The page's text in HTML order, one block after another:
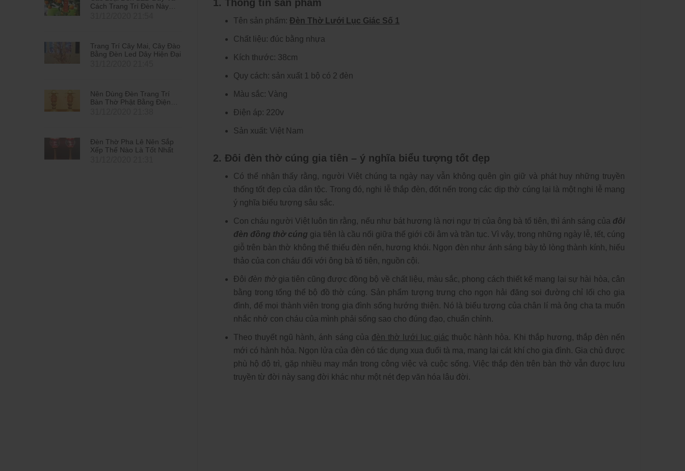
1. Thông tin sản phẩm
Tên sản phẩm: Đèn Thờ Lưới Lục Giác Số 1
Chất liệu: đúc bằng nhựa
Kích thước: 38cm
Quy cách: sản xuất 1 bộ có 2 đèn
Màu sắc: Vàng
Điện áp: 220v
Sản xuất: Việt Nam
2. Đôi đèn thờ cúng gia tiên – ý nghĩa biểu tượng tốt đẹp
Có thể nhận thấy rằng, người Việt chúng ta ngày nay vẫn không quên gìn giữ và phát huy những truyền
thống tốt đẹp của dân tộc. Trong đó, nghi lễ thắp đèn, đốt nến trong các dịp thờ cúng lại là một nghi lễ mang
ý nghĩa biểu tượng sâu sắc.
Con cháu người Việt luôn tin rằng, nếu như bát hương là nơi ngự trị của ông bà tổ tiên, thì ánh sáng của đôi
đèn đồng thờ cúng gia tiên là cầu nối giữa thế giới cõi âm và trần tục. Vì vậy, trong những ngày lễ, tết, cúng
giỗ trên bàn thờ không thể thiếu đèn nến, hương khói. Ngọn đèn như ánh sáng bày tỏ lòng thành kính, hiếu
thảo của con cháu đối với ông bà tổ tiên, nguồn cội.
Đôi đèn thờgia tiên cũng được đồng bộ về chất liệu, màu sắc, phong cách thiết kế mang lại sự hài hòa, cân
bằng trong tổng thể bộ đồ thờ cúng. Sản phẩm tượng trưng cho ngọn hải đăng soi đường chỉ lối cho gia
đình, để mọi thành viên trong gia đình sống hướng thiện. Nó là biểu tượng của chân lí mà ông cha ta muốn
nhắc nhở con cháu của mình phải sống sao cho đúng đạo, chuẩn chỉnh.
Theo thuyết ngũ hành, ánh sáng của đèn thờ lưới lục giác thuộc hành hỏa. Khi thắp hương, thắp đèn nến
mới có hành hỏa. Ngọn lửa của đèn có tác dụng xua đuổi tà ma, mang lại cát khí cho gia đình. Gia chủ được
phù hộ độ trì, gặp nhiều may mắn trong công việc và cuộc sống. Việc thắp đèn trên bàn thờ vẫn được lưu
truyền từ đời này sang đời khác như một nét đẹp văn hóa lâu đời.
Cách Trang Trí Đèn Này
Trang Trí Cây Mai, Cây Đào
Bằng Đèn Led Dây Hiện Đại
Nên Dùng Đèn Trang Trí
Bàn Thờ Phật Bằng Điện
Đèn Thờ Pha Lê Nên Sắp
Xếp Thế Nào Là Tốt Nhất
Cách Trang Trí Đèn Này
31/12/2020 21:54
Trang Trí Cây Mai, Cây Đào
Bằng Đèn Led Dây Hiện Đại
Nên Dùng Đèn Trang Trí
Hay Bằng Nến
31/12/2020 21:38
31/12/2020 21:31
31/12/2020 21:54
31/12/2020 21:31